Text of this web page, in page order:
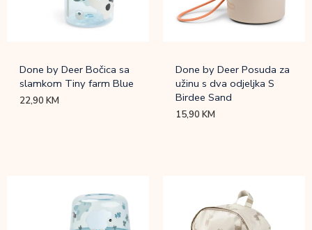
Done by Deer Bočica sa
slamkom Tiny farm Blue
22,90KM
Done by Deer Posuda za
užinu s dva odjeljka S
Birdee Sand
15,90KM